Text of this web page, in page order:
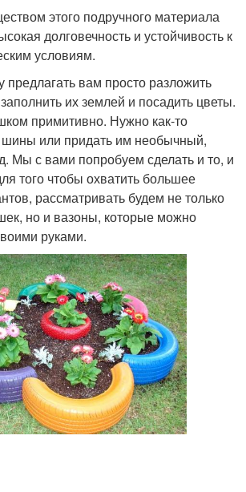
этого подручного материала
долговечность и устойчивость к
условиям.
предлагать вам просто разложить
их землей и посадить цветы.
примитивно. Нужно как-то
шины или придать им необычный,
Мы с вами попробуем сделать и то, и
того чтобы охватить большее
рассматривать будем не только
но и вазоны, которые можно
руками.